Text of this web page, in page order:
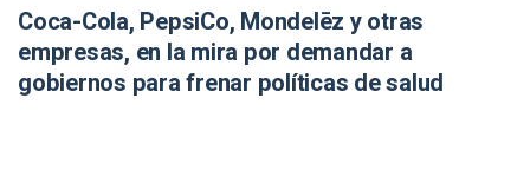
Coca-Cola, PepsiCo, Mondelēz y otras
empresas, en la mira por demandar a
gobiernos para frenar políticas de salud